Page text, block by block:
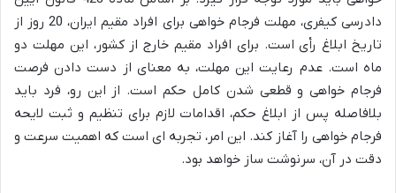
دادرسی کیفری، مهلت فرجام خواهی برای افراد مقیم ایران، 20 روز از
تاریخ ابلاغ رأی است. برای افراد مقیم خارج از کشور، این مهلت دو
ماه است. عدم رعایت این مهلت، به معنای از دست دادن فرصت
فرجام خواهی و قطعی شدن کامل حکم است. از این رو، فرد باید
بلافاصله پس از ابلاغ حکم، اقدامات لازم برای تنظیم و ثبت لایحه
فرجام خواهی را آغاز کند. این امر، تجربه ای است که اهمیت سرعت و
دقت در آن، سرنوشت ساز خواهد بود.